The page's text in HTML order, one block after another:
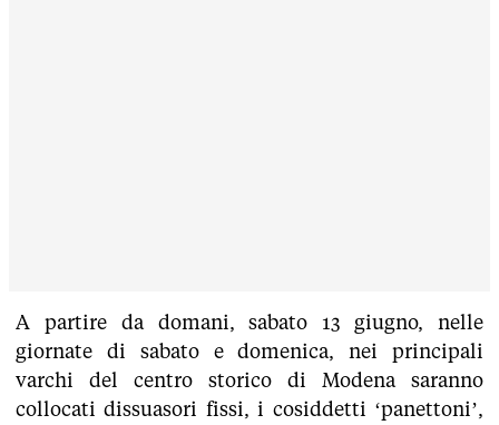
A partire da domani, sabato 13 giugno, nelle
giornate di sabato e domenica, nei principali
varchi del centro storico di Modena saranno
collocati dissuasori fissi, i cosiddetti ‘panettoni’,